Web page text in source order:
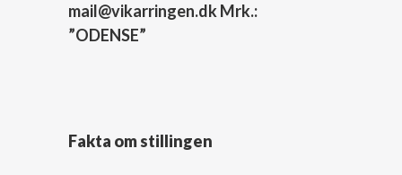
mail@vikarringen.dk Mrk.:
”ODENSE”
Fakta om stillingen